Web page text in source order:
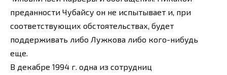
преданности Чубайсу он не испытывает и, при
соответствующих обстоятельствах, будет
поддерживать либо Лужкова либо кого-нибудь
еще.
В декабре 1994 г. одна из сотрудниц